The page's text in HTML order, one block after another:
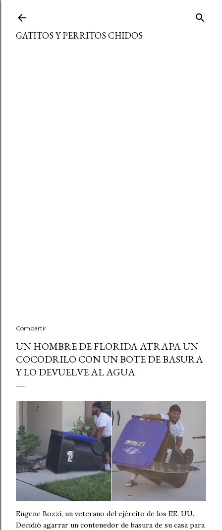
GATITOS Y PERRITOS CHIDOS
Compartir
UN HOMBRE DE FLORIDA ATRAPA UN
COCODRILO CON UN BOTE DE BASURA
Y LO DEVUELVE AL AGUA
Eugene Bozzi, un veterano del ejército de los EE. UU.,
Decidió agarrar un contenedor de basura de su casa para